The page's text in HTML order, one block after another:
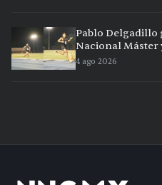
Pablo Delgadillo
Nacional Máster
4 ago 2026